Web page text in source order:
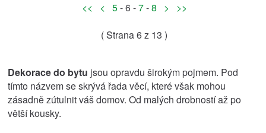
<< < 5- 6 -7-8 >
>>
( Strana6z 13 )
Dekorace do bytu jsou opravdu širokým pojmem. Pod
tímto názvem se skrývá řada věcí, které však mohou
zásadně zútulnit váš domov. Od malých drobností až po
větší kousky.